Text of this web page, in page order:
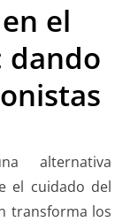
el
dando
alternativa
el cuidado del
transforma los